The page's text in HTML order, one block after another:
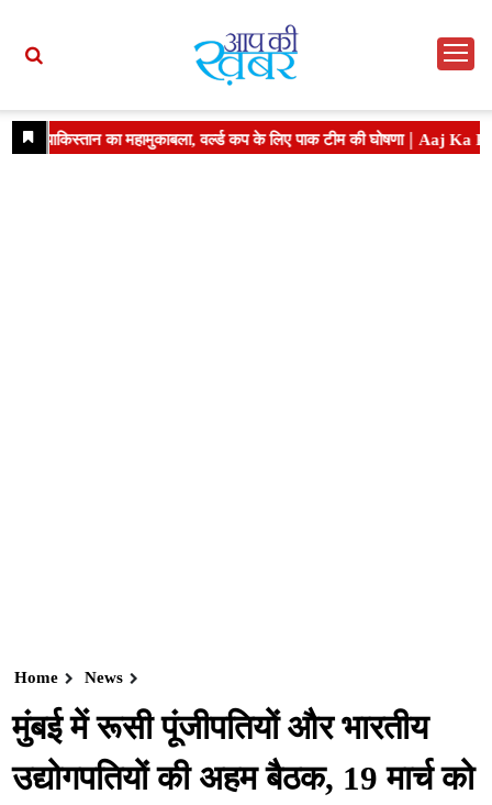
Home News
मुंबई में रूसी पूंजीपतियों और भारतीय
उद्योगपतियों की अहम बैठक, 19 मार्च को